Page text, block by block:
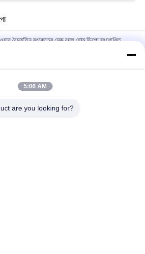
বৈদ্যুতিন সংকেতের মেরু বদল হোম ডিপো সংশোধিত
পিআইভি সিরিজ
বৈদ্যুতিন সংকেতের মেরু বদল হোম ডিপো, বাড়ির ব্যবহারের
5:06 AM
are you looking for?